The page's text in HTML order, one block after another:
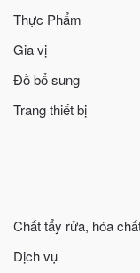
Thực Phẩm
Gia vị
Đồ bổ sung
Trang thiết bị
Chất tẩy rửa, hóa
Dịch vụ